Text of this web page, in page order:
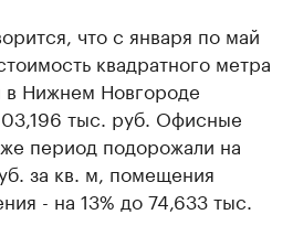
что с января по май
квадратного метра
в Нижнем Новгороде
тыс. руб. Офисные
период подорожали на
за кв. м, помещения
- на 13% до 74,633 тыс.